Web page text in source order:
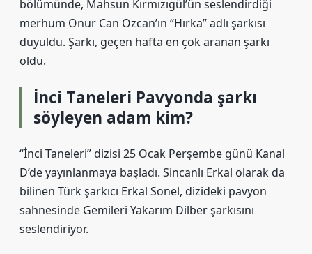
bölümünde, Mahsun Kırmızıgül’ün seslendirdiği
merhum Onur Can Özcan’ın “Hırka” adlı şarkısı
duyuldu. Şarkı, geçen hafta en çok aranan şarkı
oldu.
İnci Taneleri Pavyonda şarkı
söyleyen adam kim?
“İnci Taneleri” dizisi 25 Ocak Perşembe günü Kanal
D’de yayınlanmaya başladı. Sincanlı Erkal olarak da
bilinen Türk şarkıcı Erkal Sonel, dizideki pavyon
sahnesinde Gemileri Yakarım Dilber şarkısını
seslendiriyor.